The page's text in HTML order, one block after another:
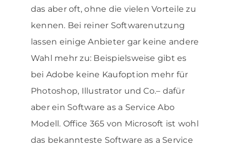
das aber oft, ohne die vielen Vorteile zu
kennen. Bei reiner Softwarenutzung
lassen einige Anbieter gar keine andere
Wahl mehr zu: Beispielsweise gibt es
bei Adobe keine Kaufoption mehr für
Photoshop, Illustrator und Co.– dafür
aber ein Software as a Service Abo
Modell. Office 365 von Microsoft ist wohl
das bekannteste Software as a Service